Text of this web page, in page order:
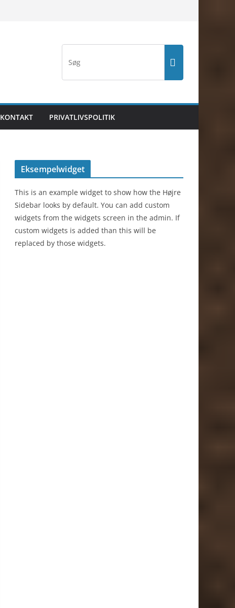
KONTAKT PRIVATLIVSPOLITIK
Eksempelwidget
This is an example widget to show how the Højre
Sidebar looks by default. You can add custom
widgets from the widgets screen in the admin. If
custom widgets is added than this will be
replaced by those widgets.